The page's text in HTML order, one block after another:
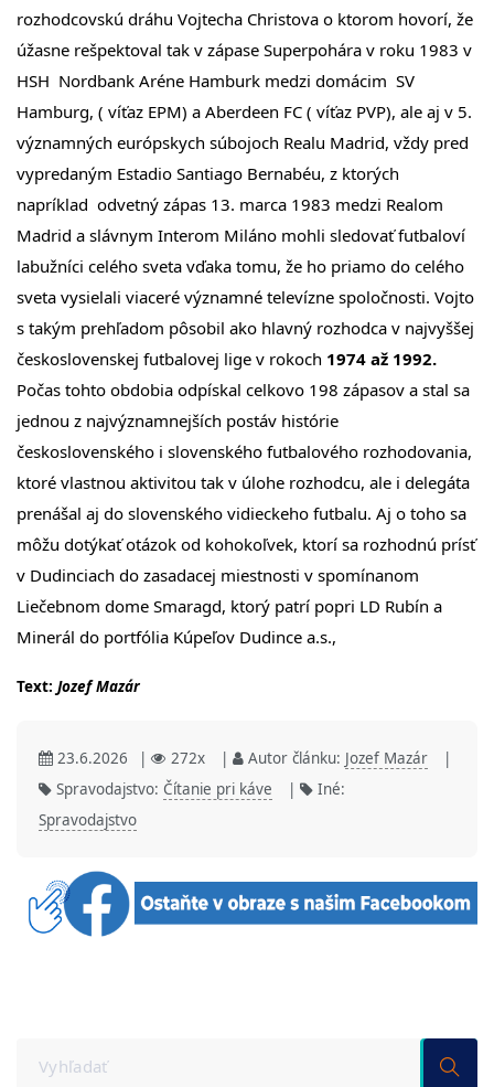
rozhodcovskú dráhu Vojtecha Christova o ktorom hovorí, že
úžasne rešpektoval tak v zápase Superpohára v roku 1983 v
HSH Nordbank Aréne Hamburk medzi domácim SV
Hamburg, ( víťaz EPM) a Aberdeen FC ( víťaz PVP), ale aj v 5.
významných európskych súbojoch Realu Madrid, vždy pred
vypredaným Estadio Santiago Bernabéu, z ktorých
napríklad odvetný zápas 13. marca 1983 medzi Realom
Madrid a slávnym Interom Miláno mohli sledovať futbaloví
labužníci celého sveta vďaka tomu, že ho priamo do celého
sveta vysielali viaceré významné televízne spoločnosti. Vojto
s takým prehľadom pôsobil ako hlavný rozhodca v najvyššej
československej futbalovej lige v rokoch 1974 až 1992.
Počas tohto obdobia odpískal celkovo 198 zápasov a stal sa
jednou z najvýznamnejších postáv histórie
československého i slovenského futbalového rozhodovania,
ktoré vlastnou aktivitou tak v úlohe rozhodcu, ale i delegáta
prenášal aj do slovenského vidieckeho futbalu. Aj o toho sa
môžu dotýkať otázok od kohokoľvek, ktorí sa rozhodnú prísť
v Dudinciach do zasadacej miestnosti v spomínanom
Liečebnom dome Smaragd, ktorý patrí popri LD Rubín a
Minerál do portfólia Kúpeľov Dudince a.s.,
Text: Jozef Mazár
23.6.2026 | 272x | Autor článku: Jozef Mazár
|
Spravodajstvo: Čítanie pri káve |
Iné:
Spravodajstvo